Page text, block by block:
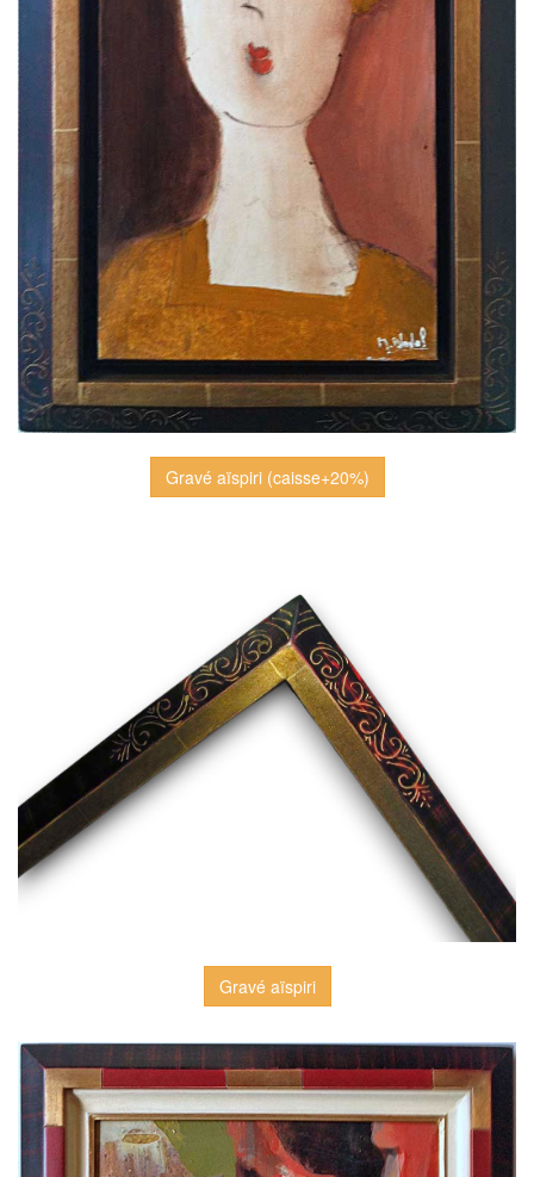
Gravé aïspiri (caisse+20%)
Gravé aïspiri